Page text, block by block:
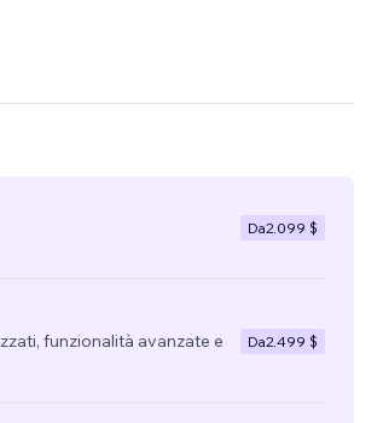
Da2.099 $
funzionalità avanzate e
Da2.499 $